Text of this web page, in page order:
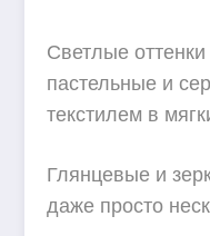
Светлые
пастельные и
текстилем в
Глянцевые и
даже просто